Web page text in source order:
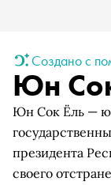
Создано с
Юн
Юн Сок Ёль —
президента
своего